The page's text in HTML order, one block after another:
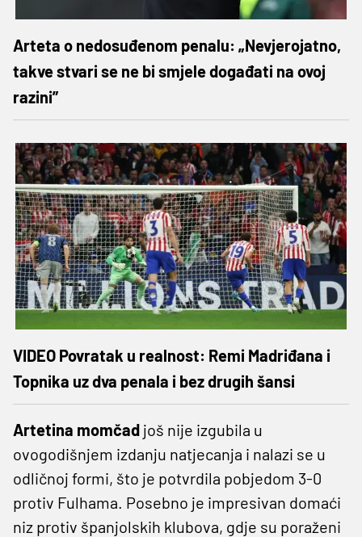
Arteta o nedosuđenom penalu: „Nevjerojatno,
takve stvari se ne bi smjele događati na ovoj
razini”
VIDEO Povratak u realnost: Remi Madriđana i
Topnika uz dva penala i bez drugih šansi
Artetina momčad još nije izgubila u
ovogodišnjem izdanju natjecanja i nalazi se u
odličnoj formi, što je potvrdila pobjedom 3-0
protiv Fulhama. Posebno je impresivan domaći
niz protiv španjolskih klubova, gdje su poraženi